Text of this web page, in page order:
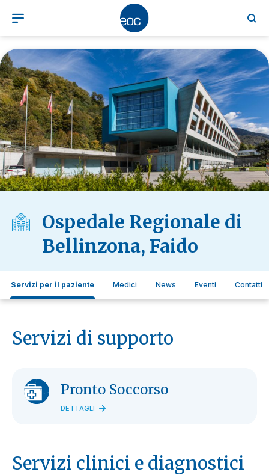
Ospedale Regionale di
Bellinzona, Faido
Servizi per il paziente Medici News Eventi Contatti
Servizi di supporto
Pronto Soccorso
DETTAGLI
Servizi clinici e diagnostici